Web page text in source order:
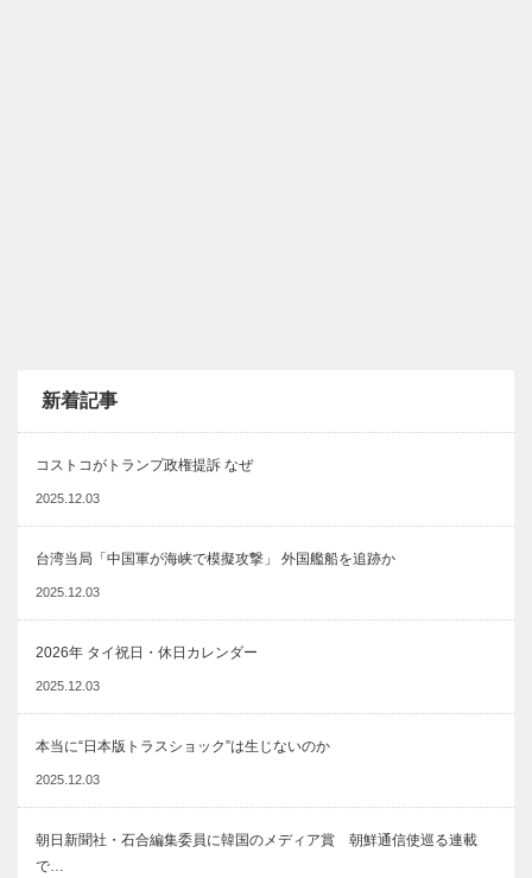
新着記事
コストコがトランプ政権提訴 なぜ
2025.12.03
台湾当局「中国軍が海峡で模擬攻撃」 外国艦船を追跡か
2025.12.03
2026年 タイ祝日・休日カレンダー
2025.12.03
本当に“日本版トラスショック”は生じないのか
2025.12.03
朝日新聞社・石合編集委員に韓国のメディア賞 朝鮮通信使巡る連載
で…